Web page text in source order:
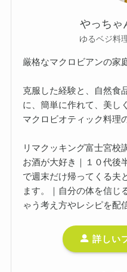
やっちゃ
ゆるベジ料
厳格なマクロビアンの家
克服した経験と、自然食
に、簡単に作れて、美し
マクロビオティック料理
リマクッキング富士宮校
お酒が大好き｜１０代後
で週末だけ帰ってくる夫
ます。｜自分の体を信じ
ゃう考え方やレシピを配
詳しい